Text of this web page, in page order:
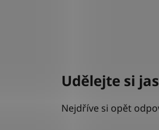
Udělejte si
Nejdříve si opět